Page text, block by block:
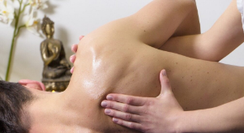
Vai
al
contenuto